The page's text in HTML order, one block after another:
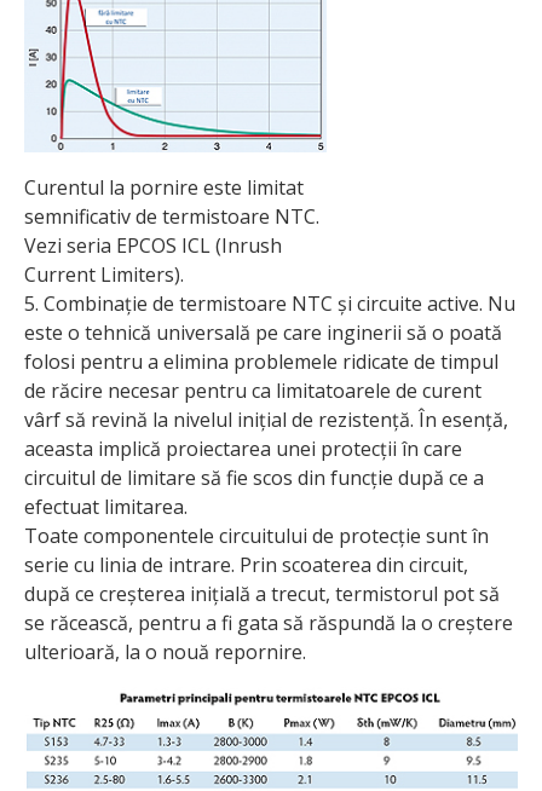
Curentul la pornire este limitat
semnificativ de termistoare NTC.
Vezi seria EPCOS ICL (Inrush
Current Limiters).
5. Combinație de termistoare NTC și circuite active. Nu
este o tehnică universală pe care inginerii să o poată
folosi pentru a elimina problemele ridicate de timpul
de răcire necesar pentru ca limitatoarele de curent
vârf să revină la nivelul inițial de rezistență. În esență,
aceasta implică proiectarea unei protecții în care
circuitul de limitare să fie scos din funcție după ce a
efectuat limitarea.
Toate componentele circuitului de protecție sunt în
serie cu linia de intrare. Prin scoaterea din circuit,
după ce creșterea inițială a trecut, termistorul pot să
se răcească, pentru a fi gata să răspundă la o creștere
ulterioară, la o nouă repornire.